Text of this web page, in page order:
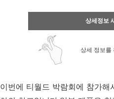
상세정보
상세 정보를
이번에 티월드 박람회에 참가